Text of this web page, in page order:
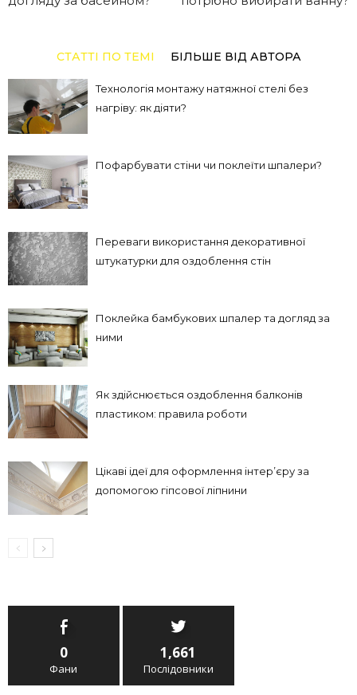
СТАТТІ ПО ТЕМІ БІЛЬШЕ ВІД АВТОРА
Технологія монтажу натяжної стелі без
нагріву: як діяти?
Пофарбувати стіни чи поклеїти шпалери?
Переваги використання декоративної
штукатурки для оздоблення стін
Поклейка бамбукових шпалер та догляд за
ними
Як здійснюється оздоблення балконів
пластиком: правила роботи
Цікаві ідеї для оформлення інтер’єру за
допомогою гіпсової ліпнини
0
Фани
1,661
Послідовники